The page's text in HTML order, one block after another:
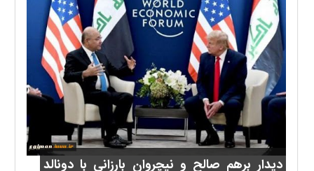
دیدار برهم صالح و نیچروان بارزانی با دونالد